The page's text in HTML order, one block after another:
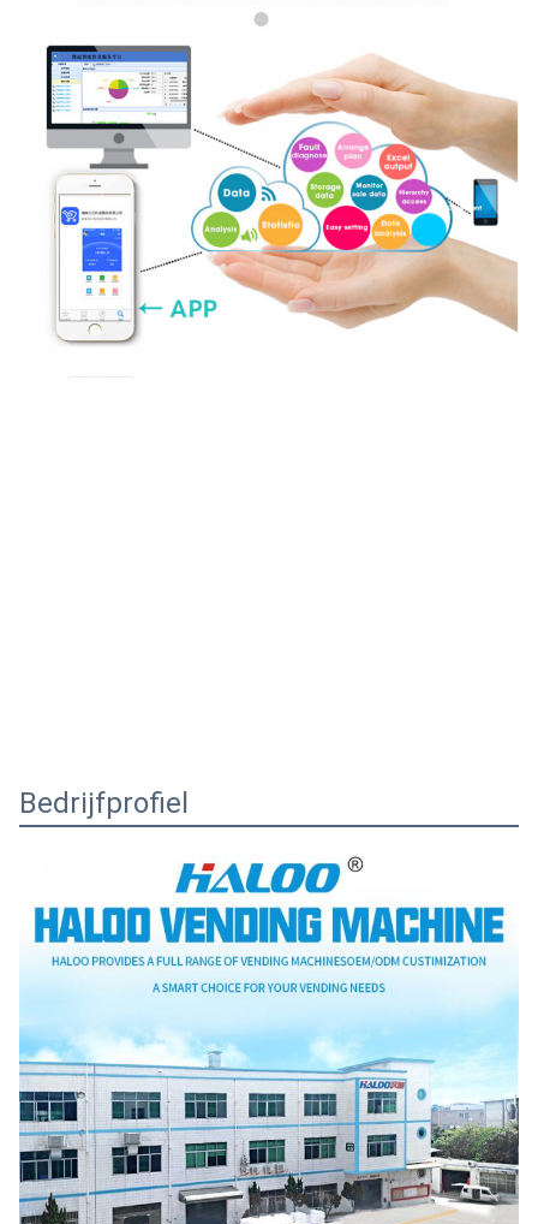
Bedrijfprofiel